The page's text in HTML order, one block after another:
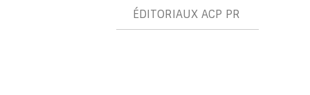
ÉDITORIAUX ACP PR